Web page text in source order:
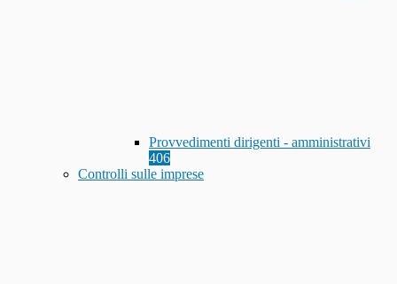
Provvedimenti dirigenti - amministrativi
406
Controlli sulle imprese